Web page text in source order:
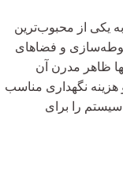
به یکی از محبوب‌ترین
و فضاهای
ظاهر مدرن آن
هزینه نگهداری مناسب
را برای